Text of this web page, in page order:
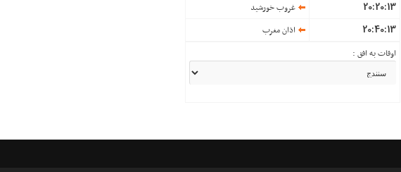
20:20:13 غروب خورشید
20:40:13
اذان مغرب
اوقات به افق :